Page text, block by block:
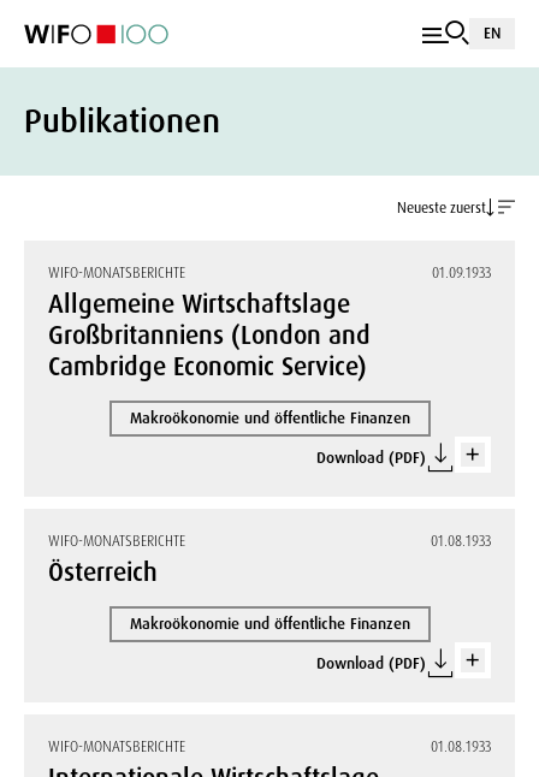
EN
Publikationen
Neueste zuerst
WIFO-MONATSBERICHTE 01.09.1933
Allgemeine Wirtschaftslage
Großbritanniens (London and
Cambridge Economic Service)
Makroökonomie und öffentliche Finanzen
Download (PDF)
WIFO-MONATSBERICHTE 01.08.1933
Österreich
Makroökonomie und öffentliche Finanzen
Download (PDF)
WIFO-MONATSBERICHTE 01.08.1933